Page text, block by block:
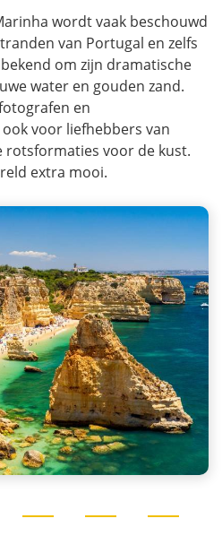
wordt vaak beschouwd
van Portugal en zelfs
om zijn dramatische
water en gouden zand.
en
voor liefhebbers van
rotsformaties voor de kust.
extra mooi.